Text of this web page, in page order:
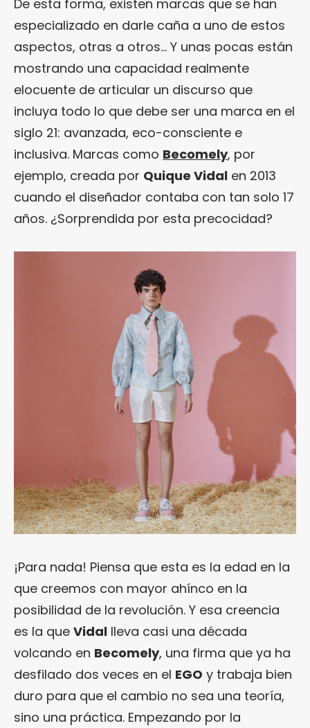
De esta forma, existen marcas que se han
especializado en darle caña a uno de estos
aspectos, otras a otros… Y unas pocas están
mostrando una capacidad realmente
elocuente de articular un discurso que
incluya todo lo que debe ser una marca en el
siglo 21: avanzada, eco-consciente e
inclusiva. Marcas como Becomely, por
ejemplo, creada por Quique Vidal en 2013
cuando el diseñador contaba con tan solo 17
años. ¿Sorprendida por esta precocidad?
¡Para nada! Piensa que esta es la edad en la
que creemos con mayor ahínco en la
posibilidad de la revolución. Y esa creencia
es la que Vidal lleva casi una década
volcando en Becomely, una firma que ya ha
desfilado dos veces en el EGO y trabaja bien
duro para que el cambio no sea una teoría,
sino una práctica. Empezando por la